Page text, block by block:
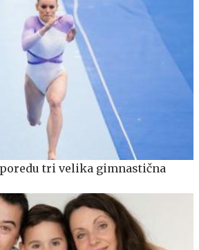
tri velika gimnastična